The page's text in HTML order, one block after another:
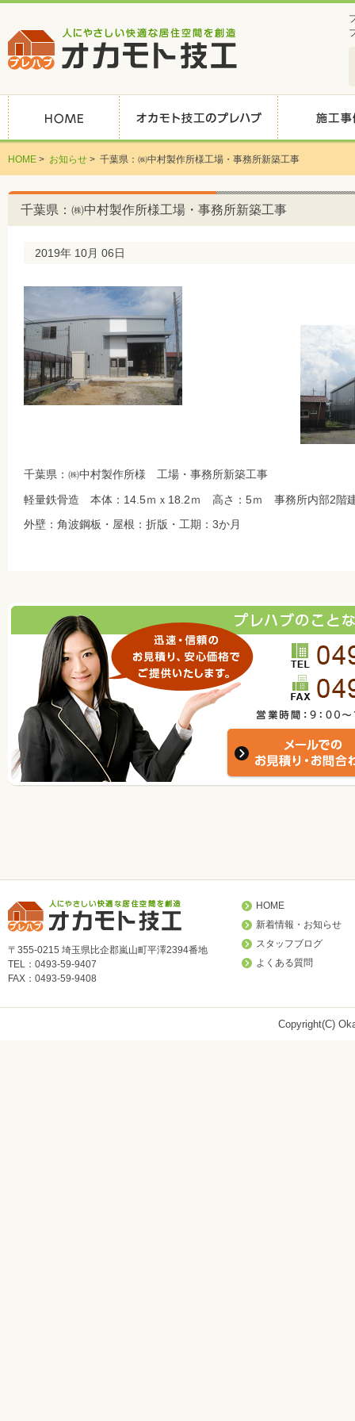
HOME > お知らせ > 千葉県：㈱中村製作所様工場・事務所新築工事
千葉県：㈱中村製作所様工場・事務所新築工事
2019年 10月 06日
千葉県：㈱中村製作所様 工場・事務所新築工事
軽量鉄骨造 本体：14.5ｍｘ18.2ｍ 高さ：5ｍ 事務所内部2階
外壁：角波鋼板・屋根：折版・工期：3か月
〒355-0215 埼玉県比企郡嵐山町平澤2394番地
TEL：0493-59-9407
FAX：0493-59-9408
HOME
新着情報・お知らせ
スタッフブログ
よくある質問
Copyright(C)